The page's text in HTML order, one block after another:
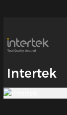
Intertek